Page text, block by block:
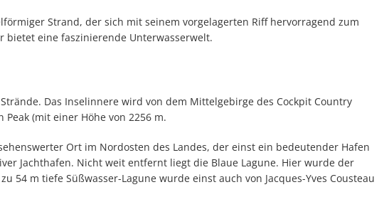
Strand, der sich mit seinem vorgelagerten Riff hervorragend zum
bietet eine faszinierende Unterwasserwelt.
Das Inselinnere wird von dem Mittelgebirge des Cockpit Country
(mit einer Höhe von 2256 m.
Ort im Nordosten des Landes, der einst ein bedeutender Hafen
Jachthafen. Nicht weit entfernt liegt die Blaue Lagune. Hier wurde der
54 m tiefe Süßwasser-Lagune wurde einst auch von Jacques-Yves Cousteau